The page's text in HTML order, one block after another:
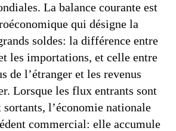
La balance courante est
qui désigne la
soldes: la différence entre
les importations, et celle entre
de l’étranger et les revenus
Lorsque les flux entrants sont
sortants, l’économie nationale
commercial: elle accumule